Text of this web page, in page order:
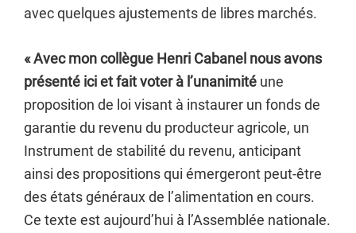
avec quelques ajustements de libres marchés.
« Avec mon collègue Henri Cabanel nous avons
présenté ici et fait voter à l’unanimité une
proposition de loi visant à instaurer un fonds de
garantie du revenu du producteur agricole, un
Instrument de stabilité du revenu, anticipant
ainsi des propositions qui émergeront peut-être
des états généraux de l’alimentation en cours.
Ce texte est aujourd’hui à l’Assemblée nationale.